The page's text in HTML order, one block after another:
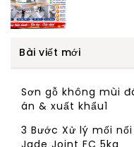
Bài viết mới
Sơn gỗ không mùi
án & xuất khẩu1
3 Bước Xử lý mối
Jade Joint FC 5kg